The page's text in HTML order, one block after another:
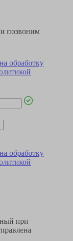
позвоним
обработку
обработку
при